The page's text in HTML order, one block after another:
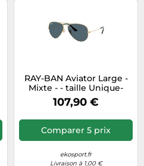
RAY-BAN Aviator Large -
Mixte - - taille Unique-
modèle 2025
107,90 €
Comparer 5 prix
ekosport.fr
Livraison à 1,00 €